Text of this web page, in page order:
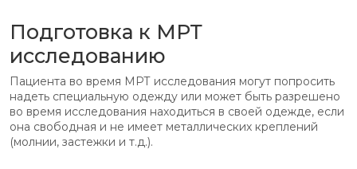
Подготовка к МРТ
исследованию
Пациента во время МРТ исследования могут попросить
надеть специальную одежду или может быть разрешено
во время исследования находиться в своей одежде, если
она свободная и не имеет металлических креплений
(молнии, застежки и т.д.).